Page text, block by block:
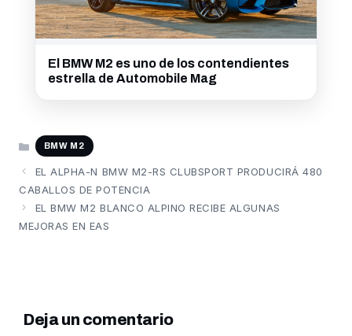
El BMW M2 es uno de los contendientes
estrella de Automobile Mag
CATEGORÍAS
BMW M2
EL ALPHA-N BMW M2-RS CLUBSPORT PRODUCIRÁ 480
CABALLOS DE POTENCIA
EL BMW M2 BLANCO ALPINO RECIBE ALGUNAS
MEJORAS EN EAS
Deja un comentario